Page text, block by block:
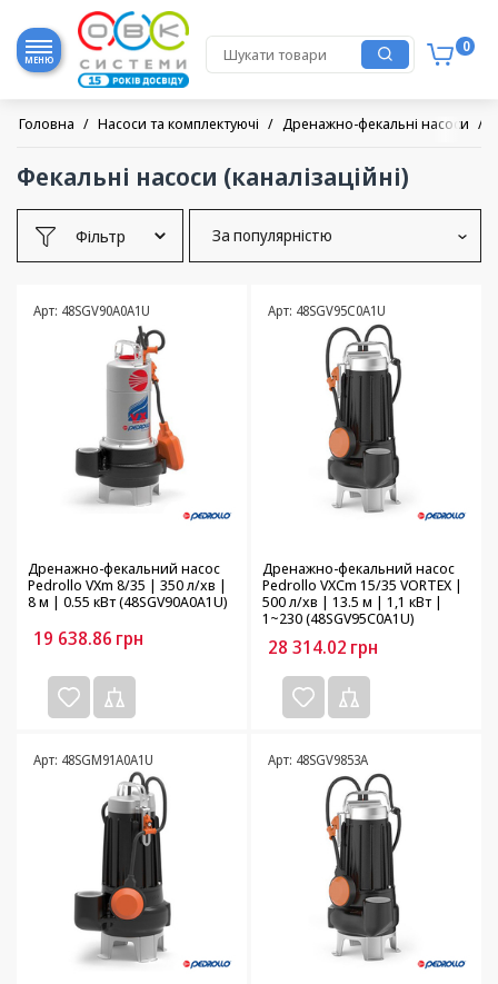
МЕНЮ
0
Головна / Насоси та комплектуючі / Дренажно-фекальні насоси /
Фекальні насоси (каналізаційні)
Фільтр За популярністю
Арт: 48SGV90A0A1U
Дренажно-фекальний насос
Pedrollo VXm 8/35 | 350 л/хв |
8 м | 0.55 кВт (48SGV90A0A1U)
19 638.86 грн
Арт: 48SGV95C0A1U
Дренажно-фекальний насос
Pedrollo VXCm 15/35 VORTEX |
500 л/хв | 13.5 м | 1,1 кВт |
1~230 (48SGV95C0A1U)
28 314.02 грн
Арт: 48SGM91A0A1U Арт: 48SGV9853A